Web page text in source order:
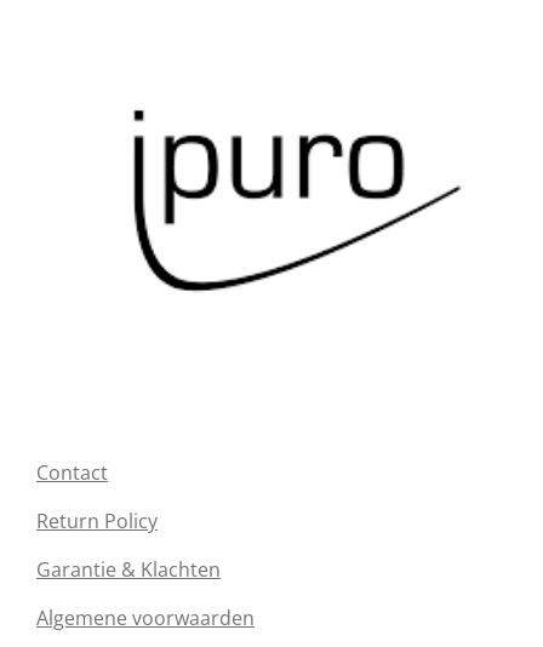
Contact
Return Policy
Garantie & Klachten
Algemene voorwaarden